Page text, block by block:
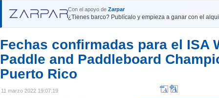
Con el apoyo de Zarpar
¿Tienes barco? Publícalo y empieza a ganar con el
Fechas confirmadas para el ISA
Paddle and Paddleboard
Puerto Rico
11 marzo 2022 19:07:19